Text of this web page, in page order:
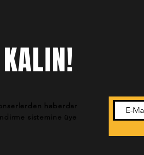
haberdar
sistemine üye